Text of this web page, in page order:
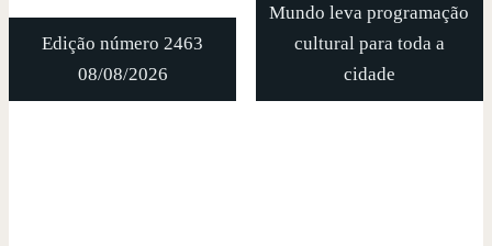
Edição número 2463
08/08/2026
Mundo leva programação
cultural para toda a
cidade